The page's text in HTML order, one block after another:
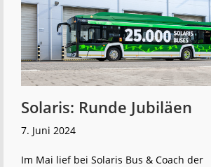
Personennahverkehr
Solaris: Runde Jubiläen
7. Juni 2024
Im Mai lief bei Solaris Bus & Coach der